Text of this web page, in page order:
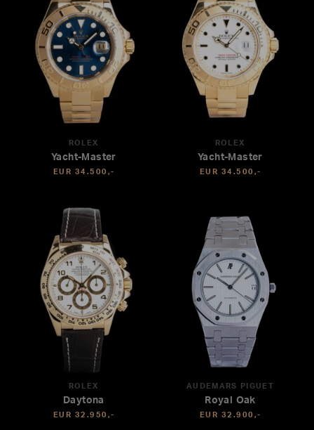
ROLEX
Yacht-Master
EUR 34.500,-
ROLEX
Yacht-Master
EUR 34.500,-
ROLEX
Daytona
EUR 32.950,-
AUDEMARS PIGUET
Royal Oak
EUR 32.900,-